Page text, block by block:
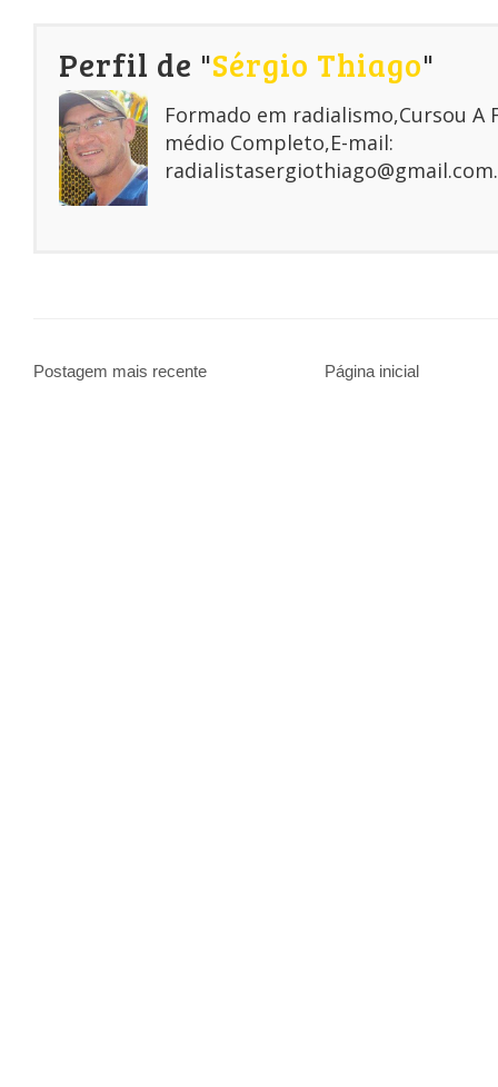
Perfil de "Sérgio Thiago"
Formado em radialismo,Cursou A
médio Completo,E-mail:
radialistasergiothiago@gmail.com.
Postagem mais recente Página inicial